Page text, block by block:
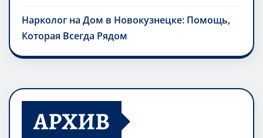
Нарколог на Дом в Новокузнецке: Помощь,
Которая Всегда Рядом
АРХИВ